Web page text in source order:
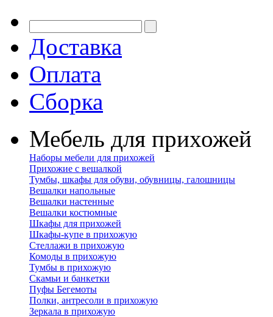
Доставка
Оплата
Сборка
Мебель для прихожей
Наборы мебели для прихожей
Прихожие с вешалкой
Тумбы, шкафы для обуви, обувницы, галошницы
Вешалки напольные
Вешалки настенные
Вешалки костюмные
Шкафы для прихожей
Шкафы-купе в прихожую
Стеллажи в прихожую
Комоды в прихожую
Тумбы в прихожую
Скамьи и банкетки
Пуфы Бегемоты
Полки, антресоли в прихожую
Зеркала в прихожую